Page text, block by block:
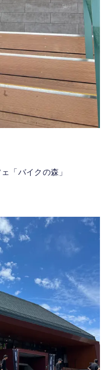
「バイクの森」